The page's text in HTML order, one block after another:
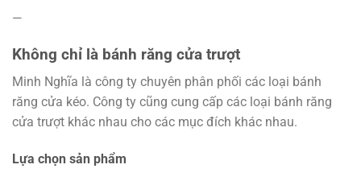
—
Không chỉ là bánh răng cửa trượt
Minh Nghĩa là công ty chuyên phân phối các loại bánh
răng cửa kéo. Công ty cũng cung cấp các loại bánh răng
cửa trượt khác nhau cho các mục đích khác nhau.
Lựa chọn sản phẩm